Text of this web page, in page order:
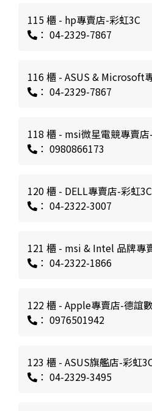
115 櫃 - hp專賣店-彩虹3C
： 04-2329-7867
116 櫃 - ASUS & Microsoft
： 04-2329-7867
118 櫃 - msi微星電競專賣
： 0980866173
120 櫃 - DELL專賣店-彩虹3C
： 04-2322-3007
121 櫃 - msi & Intel 品牌專
： 04-2322-1866
122 櫃 - Apple專賣店-德誼
： 0976501942
123 櫃 - ASUS旗艦店-彩虹
： 04-2329-3495